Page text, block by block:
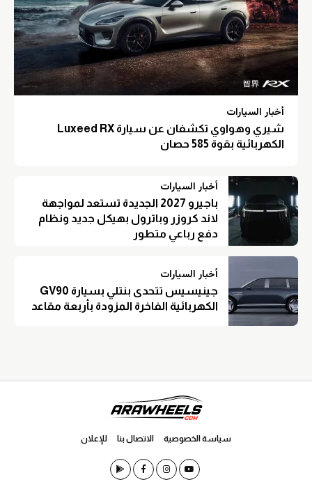
أخبار السيارات
شيري وهواوي تكشفان عن سيارة Luxeed RX
الكهربائية بقوة 585 حصان
أخبار السيارات
باجيرو 2027 الجديدة تستعد لمواجهة
لاند كروزر وباترول بهيكل جديد ونظام
دفع رباعي متطور
أخبار السيارات
جينيسيس تتحدى بنتلي بسيارة GV90
الكهربائية الفاخرة المزودة بأربعة مقاعد
سياسة الخصوصية الاتصال بنا للإعلان